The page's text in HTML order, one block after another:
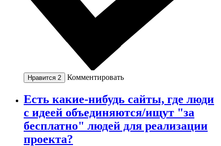
Нравится 2 Комментировать
Есть какие-нибудь сайты, где люди
с идеей объединяются/ищут "за
бесплатно" людей для реализации
проекта?